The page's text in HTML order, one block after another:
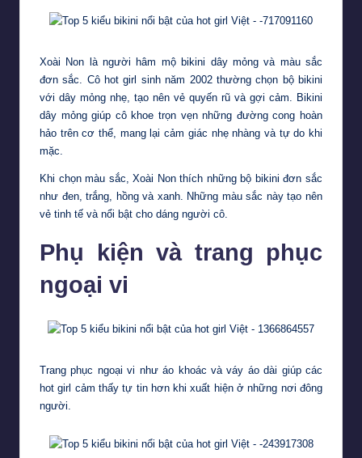
Xoài Non là người hâm mộ bikini dây mỏng và màu sắc
đơn sắc. Cô hot girl sinh năm 2002 thường chọn bộ bikini
với dây mỏng nhẹ, tạo nên vẻ quyến rũ và gợi cảm. Bikini
dây mỏng giúp cô khoe trọn vẹn những đường cong hoàn
hảo trên cơ thể, mang lại cảm giác nhẹ nhàng và tự do khi
mặc.
Khi chọn màu sắc, Xoài Non thích những bộ bikini đơn sắc
như đen, trắng, hồng và xanh. Những màu sắc này tạo nên
vẻ tinh tế và nổi bật cho dáng người cô.
Phụ kiện và trang phục
ngoại vi
Trang phục ngoại vi như áo khoác và váy áo dài giúp các
hot girl cảm thấy tự tin hơn khi xuất hiện ở những nơi đông
người.